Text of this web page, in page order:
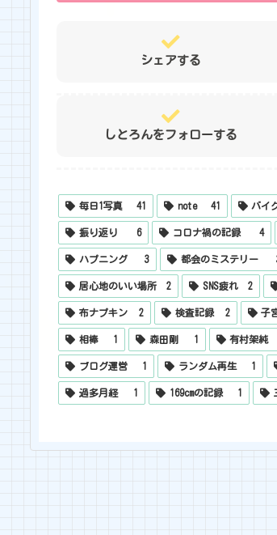
シェアする
しとろんをフォローする
毎日1写真 41 note 41 バイ
振り返り 6 コロナ禍の記録 4
ハプニング 3 都会のミステリー
居心地のいい場所 2 SNS疲れ 2
布ナプキン 2 検査記録 2 子
相棒 1 森田剛 1 有村架純
ブログ運営 1 ランダム再生 1
過多月経 1 169cmの記録 1